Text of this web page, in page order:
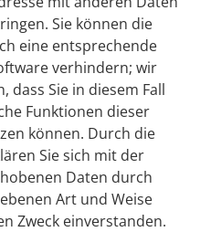
Sie können die
eine entsprechende
verhindern; wir
dass Sie in diesem Fall
Funktionen dieser
können. Durch die
Sie sich mit der
Daten durch
Art und Weise
Zweck einverstanden.